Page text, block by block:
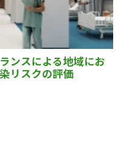
ンスによる地域にお
リスクの評価